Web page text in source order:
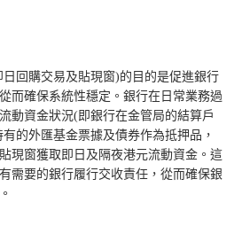
回購交易及貼現窗)的目的是促進銀行
而確保系統性穩定。銀行在日常業務過
動資金狀況(即銀行在金管局的結算戶
的外匯基金票據及債券作為抵押品，
現窗獲取即日及隔夜港元流動資金。這
需要的銀行履行交收責任，從而確保銀